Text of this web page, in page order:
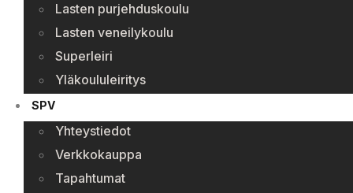
Lasten purjehduskoulu
Lasten veneilykoulu
Superleiri
Yläkoululeiritys
SPV
Yhteystiedot
Verkkokauppa
Tapahtumat